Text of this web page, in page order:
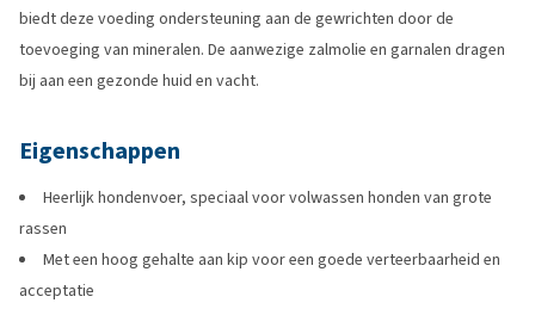
biedt deze voeding ondersteuning aan de gewrichten door de
toevoeging van mineralen. De aanwezige zalmolie en garnalen dragen
bij aan een gezonde huid en vacht.
Eigenschappen
Heerlijk hondenvoer, speciaal voor volwassen honden van grote
rassen
Met een hoog gehalte aan kip voor een goede verteerbaarheid en
acceptatie